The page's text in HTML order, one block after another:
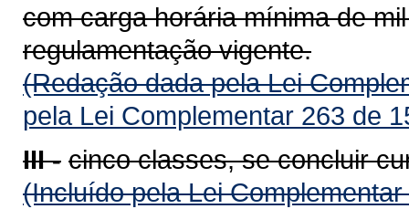
com carga horária mínima de
regulamentação vigente.
(Redação dada pela Lei
pela Lei Complementar 263 de
III - cinco classes, se concluir
(Incluído pela Lei